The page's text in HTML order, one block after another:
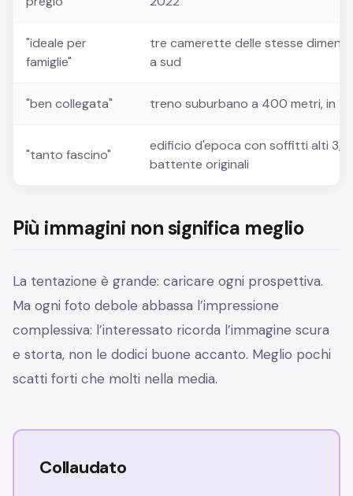
"ideale per
famiglie"
tre camerette delle stesse
a sud
"ben collegata" treno suburbano a 400 metri, in
"tanto fascino"
edificio d'epoca con soffitti alti
battente originali
Più immagini non significa meglio
La tentazione è grande: caricare ogni prospettiva.
Ma ogni foto debole abbassa l’impressione
complessiva: l’interessato ricorda l’immagine scura
e storta, non le dodici buone accanto. Meglio pochi
scatti forti che molti nella media.
Collaudato